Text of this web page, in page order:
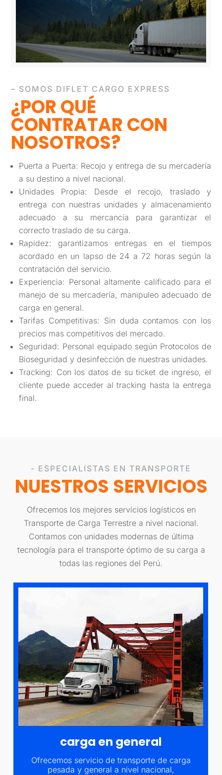
– SOMOS DIFLET CARGO EXPRESS
¿POR QUÉ
CONTRATAR CON
NOSOTROS?
Puerta a Puerta: Recojo y entrega de su mercadería
a su destino a nivel nacional.
Unidades Propia: Desde el recojo, traslado y
entrega con nuestras unidades y almacenamiento
adecuado a su mercancía para garantizar el
correcto traslado de su carga.
Rapidez: garantizamos entregas en el tiempos
acordado en un lapso de 24 a 72 horas según la
contratación del servicio.
Experiencia: Personal altamente calificado para el
manejo de su mercadería, manipuleo adecuado de
carga en general.
Tarifas Competitivas: Sin duda contamos con los
precios mas competitivos del mercado.
Seguridad: Personal equipado según Protocolos de
Bioseguridad y desinfección de nuestras unidades.
Tracking: Con los datos de su ticket de ingreso, el
cliente puede acceder al tracking hasta la entrega
final.
- ESPECIALISTAS EN TRANSPORTE
NUESTROS SERVICIOS
Ofrecemos los mejores servicios logísticos en
Transporte de Carga Terrestre a nivel nacional.
Contamos con unidades modernas de última
tecnología para el transporte óptimo de su carga a
todas las regiones del Perú.
carga en general
Ofrecemos servicio de transporte de carga
pesada y general a nivel nacional,